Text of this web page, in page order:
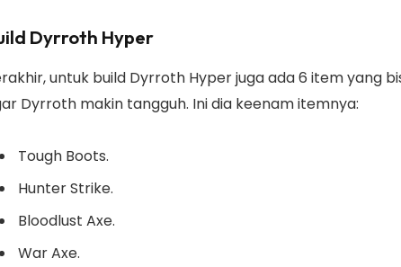
Dyrroth Hyper
untuk build Dyrroth Hyper juga ada 6 item yang
Dyrroth makin tangguh. Ini dia keenam itemnya:
Tough Boots.
Hunter Strike.
Bloodlust Axe.
War Axe.